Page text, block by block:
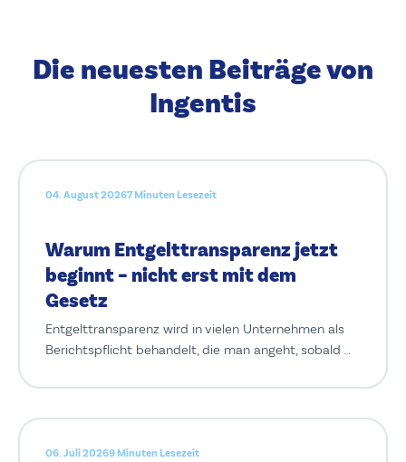
Die neuesten Beiträge von
Ingentis
04. August 20267 Minuten Lesezeit
Warum Entgelttransparenz jetzt
beginnt – nicht erst mit dem
Gesetz
Entgelttransparenz wird in vielen Unternehmen als
Berichtspflicht behandelt, die man angeht, sobald …
06. Juli 20269 Minuten Lesezeit